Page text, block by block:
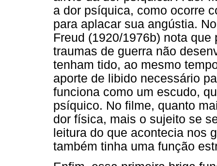
a dor psíquica, como ocorre
para aplacar sua angústia.
Freud (1920/1976b) nota
traumas de guerra não
tenham tido, ao mesmo
aporte de libido necessário
funciona como um escudo,
psíquico. No filme, quanto
dor física, mais o sujeito se
leitura do que acontecia nos
também tinha uma função